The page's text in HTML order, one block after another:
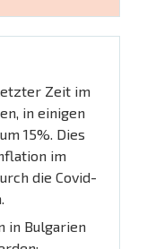
Zeit im
in einigen
15%. Dies
im
die Covid-
in Bulgarien